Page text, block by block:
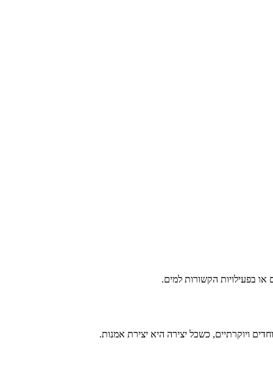
בפעילויות הקשורות למים.
ויוקרתיים, כשכל יצירה היא יצירת אמנות.